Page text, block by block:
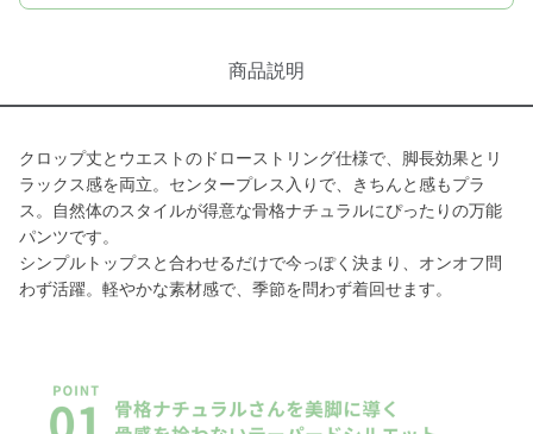
商品説明
クロップ丈とウエストのドローストリング仕様で、脚長効果とリ
ラックス感を両立。センタープレス入りで、きちんと感もプラ
ス。自然体のスタイルが得意な骨格ナチュラルにぴったりの万能
パンツです。
シンプルトップスと合わせるだけで今っぽく決まり、オンオフ問
わず活躍。軽やかな素材感で、季節を問わず着回せます。